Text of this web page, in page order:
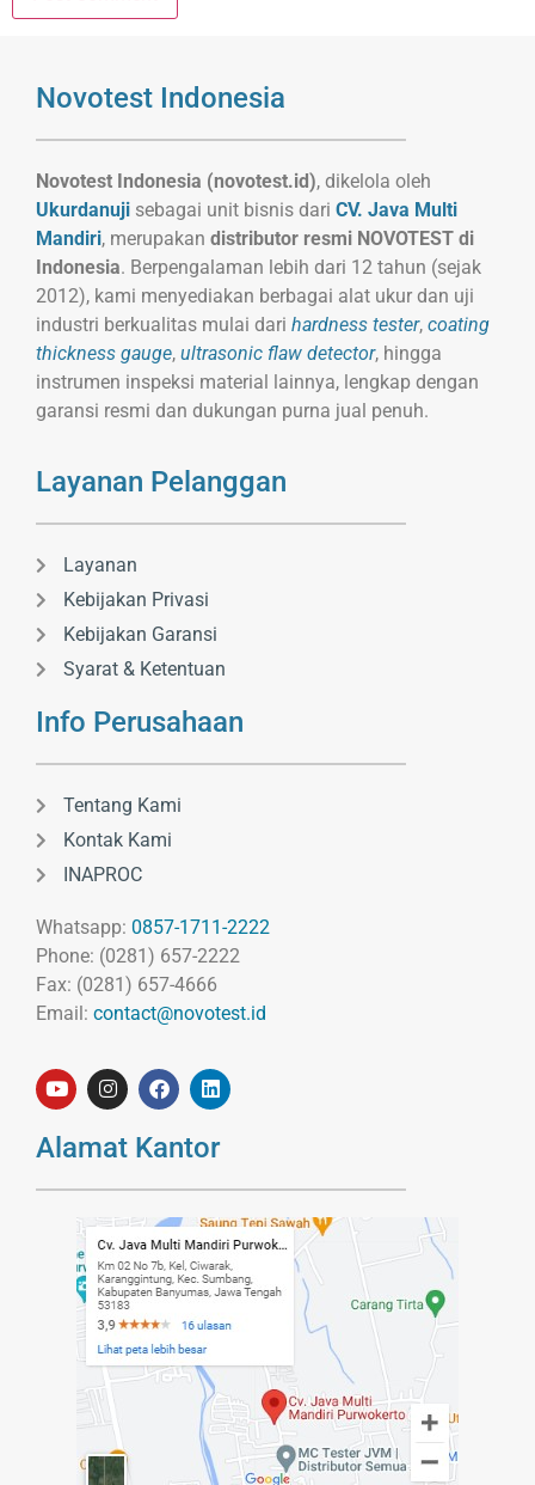
Novotest Indonesia
Novotest Indonesia (novotest.id), dikelola oleh
Ukurdanuji sebagai unit bisnis dari CV. Java Multi
Mandiri, merupakan distributor resmi NOVOTEST di
Indonesia. Berpengalaman lebih dari 12 tahun (sejak
2012), kami menyediakan berbagai alat ukur dan uji
industri berkualitas mulai dari hardness tester, coating
thickness gauge, ultrasonic flaw detector, hingga
instrumen inspeksi material lainnya, lengkap dengan
garansi resmi dan dukungan purna jual penuh.
Layanan Pelanggan
Layanan
Kebijakan Privasi
Kebijakan Garansi
Syarat & Ketentuan
Info Perusahaan
Tentang Kami
Kontak Kami
INAPROC
Whatsapp: 0857-1711-2222
Phone: (0281) 657-2222
Fax: (0281) 657-4666
Email: contact@novotest.id
Alamat Kantor